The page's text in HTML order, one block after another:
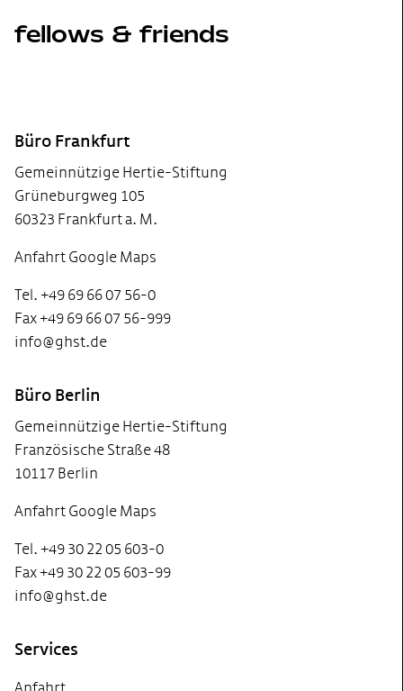
fellows & friends
Büro Frankfurt
Gemeinnützige Hertie-Stiftung
Grüneburgweg 105
60323 Frankfurt a. M.
Anfahrt Google Maps
Tel. +49 69 66 07 56-0
Fax +49 69 66 07 56-999
info@ghst.de
Büro Berlin
Gemeinnützige Hertie-Stiftung
Französische Straße 48
10117 Berlin
Anfahrt Google Maps
Tel. +49 30 22 05 603-0
Fax +49 30 22 05 603-99
info@ghst.de
Services